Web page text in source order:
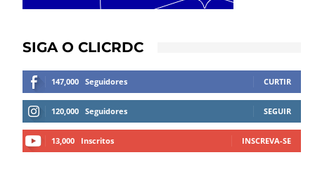
SIGA O CLICRDC
147,000 Seguidores CURTIR
120,000 Seguidores SEGUIR
13,000 Inscritos INSCREVA-SE